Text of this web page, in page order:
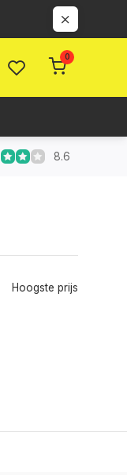
0
8.6
Hoogste prijs